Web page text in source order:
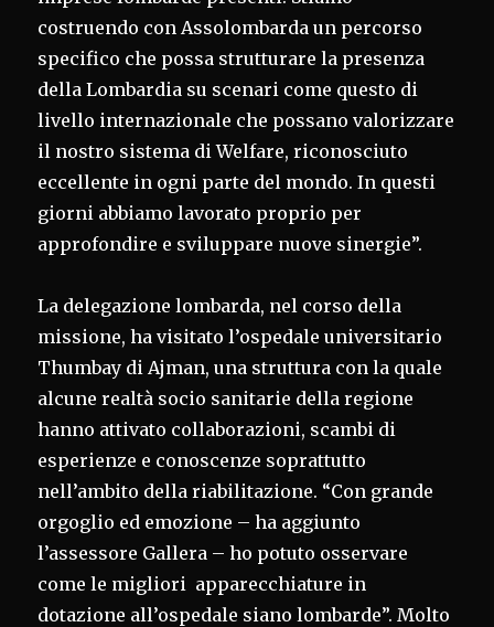
costruendo con Assolombarda un percorso
specifico che possa strutturare la presenza
della Lombardia su scenari come questo di
livello internazionale che possano valorizzare
il nostro sistema di Welfare, riconosciuto
eccellente in ogni parte del mondo. In questi
giorni abbiamo lavorato proprio per
approfondire e sviluppare nuove sinergie”.
La delegazione lombarda, nel corso della
missione, ha visitato l’ospedale universitario
Thumbay di Ajman, una struttura con la quale
alcune realtà socio sanitarie della regione
hanno attivato collaborazioni, scambi di
esperienze e conoscenze soprattutto
nell’ambito della riabilitazione. “Con grande
orgoglio ed emozione – ha aggiunto
l’assessore Gallera – ho potuto osservare
come le migliori apparecchiature in
dotazione all’ospedale siano lombarde”. Molto